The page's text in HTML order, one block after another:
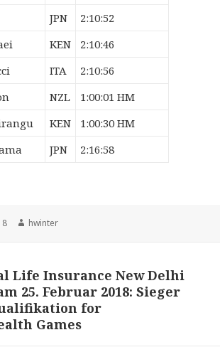
JPN
2:10:52
KEN
2:10:46
ITA
2:10:56
NZL
1:00:01 HM
KEN
1:00:30 HM
JPN 2:16:58
Autor
hwinter
Life Insurance New Delhi
25. Februar 2018: Sieger
for
Games